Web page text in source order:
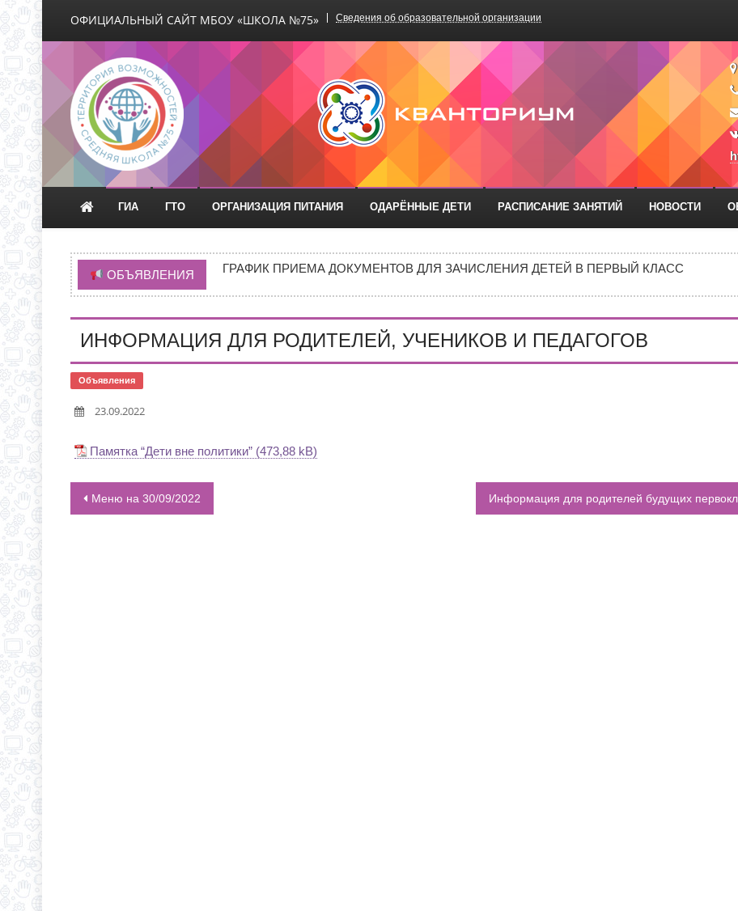
ОФИЦИАЛЬНЫЙ САЙТ МБОУ «ШКОЛА №75» Сведения об образовательной организации
Официальный сайт МБОУ «Школа №75»
ГИА ГТО ОРГАНИЗАЦИЯ ПИТАНИЯ ОДАРЁННЫЕ ДЕТИ РАСПИСАНИЕ ЗАНЯТИЙ НОВОСТИ
ОБЪЯВЛЕНИЯ
С 1 СЕНТЯБРЯ 2026 ГОДА В МБОУ «ШКОЛА № 75» ОТКРЫВАЮТСЯ КЛАССЫ
ГРАФИК ПРИЕМА ДОКУМЕНТОВ ДЛЯ ЗАЧИСЛЕНИЯ ДЕТЕЙ В ПЕРВЫЙ КЛАСС
ИНФОРМАЦИЯ ОБ ИНДИВИДУАЛЬНОМ ОТБОРЕ И ПРИЕМЕ ДОКУМЕНТОВ В 10 КЛАСС
ИНФОРМАЦИЯ О ПРИЕМЕ В 10 КЛАСС
НОВАЯ ЭПИДЕМИЯ «ТИШИНЫ»: ПОЧЕМУ ПОДРОСТКИ ВСЁ ЧАЩЕ ВЫБИРАЮТ
С 1 СЕНТЯБРЯ 2026 ГОДА В МБОУ «ШКОЛА № 75» ОТКРЫВАЮТСЯ КЛАССЫ
ИНФОРМАЦИЯ ДЛЯ РОДИТЕЛЕЙ, УЧЕНИКОВ И ПЕДАГОГОВ
Объявления
23.09.2022
Памятка “Дети вне политики”
НАВИГАЦИЯ ПО ЗАПИСЯМ
Меню на 30/09/2022